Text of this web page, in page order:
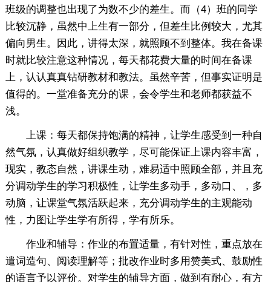
班级的调整也出现了为数不少的差生。而（4）班的同学
比较沉静，虽然中上生有一部分，但差生比例较大，尤其
偏向男生。因此，讲得太深，就照顾不到整体。我在备课
时就比较注意这种情况，每天都花费大量的时间在备课
上，认认真真钻研教材和教法。虽然辛苦，但事实证明是
值得的。一堂准备充分的课，会令学生和老师都获益不
浅。
上课：每天都保持饱满的精神，让学生感受到一种自
然气氛，认真做好组织教学，尽可能保证上课内容丰富，
现实，教态自然，讲课生动，难易适中照顾全部，并且充
分调动学生的学习积极性，让学生多动手，多动口、，多
动脑，让课堂气氛活跃起来，充分调动学生的主观能动
性，力图让学生学有所得，学有所乐。
作业和辅导：作业的布置适量，有针对性，重点放在
遣词造句、阅读理解等；批改作业时多用赞美式、鼓励性
的语言予以评价。对学生的辅导方面，做到有耐心，有方